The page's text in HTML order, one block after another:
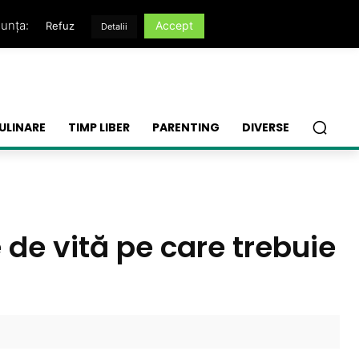
TIMP LIBER PARENTING DIVERSE
vită pe care trebuie
Refuz Detalii Accept